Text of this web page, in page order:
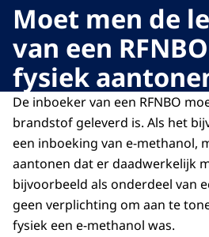
Moet men de
van een
fysiek
De inboeker van een RFNBO
brandstof geleverd is. Als het
een inboeking van e-methanol,
aantonen dat er daadwerkelijk
bijvoorbeeld als onderdeel van
geen verplichting om aan te
fysiek een e-methanol was.